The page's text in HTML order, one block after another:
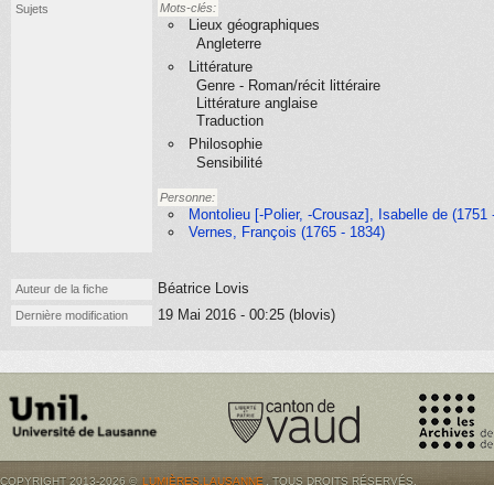
Sujets Mots-clés:
Lieux géographiques
Angleterre
Littérature
Genre - Roman/récit littéraire
Littérature anglaise
Traduction
Philosophie
Sensibilité
Personne:
Montolieu [-Polier, -Crousaz], Isabelle de (1751
Vernes, François (1765 - 1834)
Auteur de la fiche Béatrice Lovis
Dernière modification 19 Mai 2016 - 00:25 (blovis)
COPYRIGHT 2013-2026 © LUMIÈRES.LAUSANNE . TOUS DROITS RÉSERVÉS.